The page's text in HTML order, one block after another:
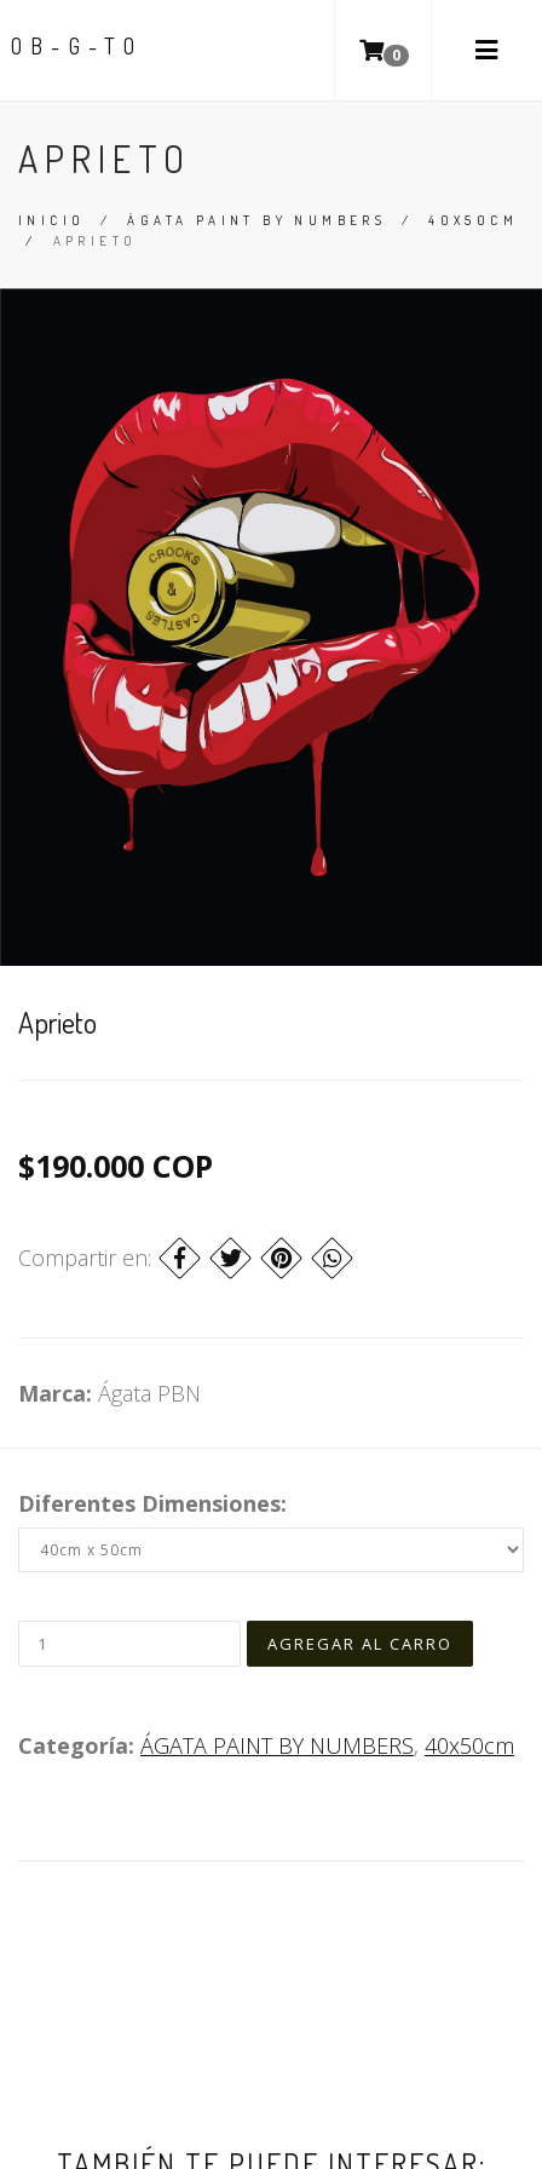
OB-G-TO 0
APRIETO
INICIO /ÁGATA PAINT BY NUMBERS /40X50CM
/ APRIETO
Aprieto
$190.000 COP
Compartir en:
Marca: Ágata PBN
Diferentes Dimensiones:
Categoría: ÁGATA PAINT BY NUMBERS, 40x50cm